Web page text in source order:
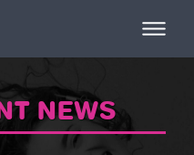
NEWS